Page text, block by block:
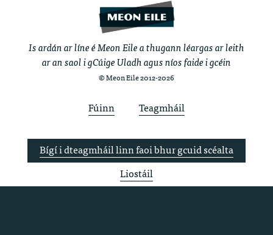
Is ardán ar líne é Meon Eile a thugann léargas ar leith
ar an saol i gCúige Uladh agus níos faide i gcéin
© Meon Eile 2012-2026
Fúinn Teagmháil
Bígí i dteagmháil linn faoi bhur gcuid scéalta
Liostáil